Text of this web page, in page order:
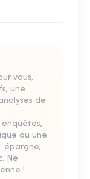
vous,
une
de
ou une
épargne,
Ne
!